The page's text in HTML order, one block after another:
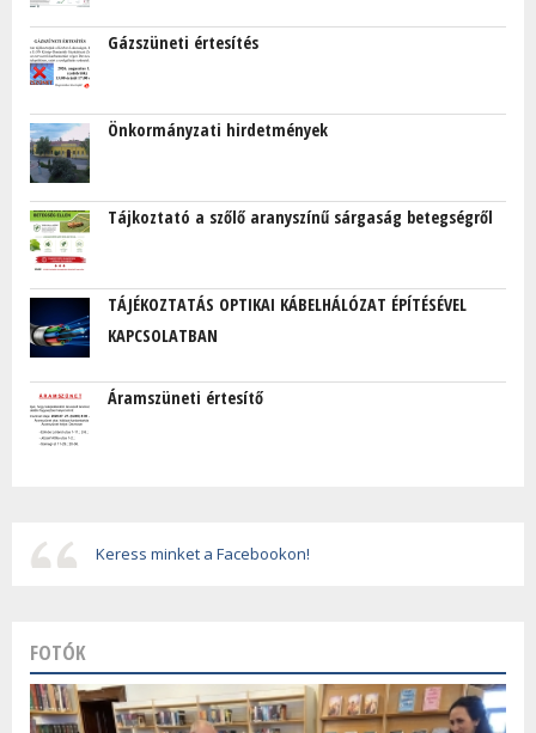
Gázszüneti értesítés
Önkormányzati hirdetmények
Tájkoztató a szőlő aranyszínű sárgaság betegségről
TÁJÉKOZTATÁS OPTIKAI KÁBELHÁLÓZAT ÉPÍTÉSÉVEL
KAPCSOLATBAN
Áramszüneti értesítő
Keress minket a Facebookon!
FOTÓK